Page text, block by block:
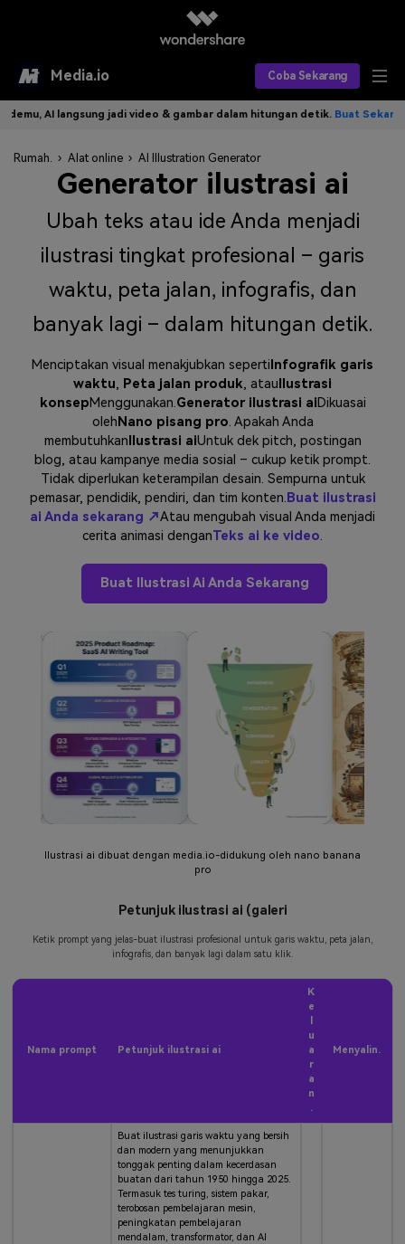
Media.io Coba Sekarang
Alat AI
AI Video
AI Audio
Model AI yang Didukung
Produk AI
Asisten Video AI
Editor Video AI
Editor Gambar AI
Editor Audio AI
Find More Solutions >>
Efek Video
Efek Foto
Sumber Daya
FAQs Hubungi Kami
Tips & Tutorial AI
Jelajahi Lebih Banyak >>
Veo3 TOP
Masuk
Berkreasi dengan AI
AI langsung jadi video & gambar dalam hitungan detik.Buat Sekarang>>
Rumah. › Alat online › AI Illustration Generator
Generator ilustrasi ai
Ubah teks atau ide Anda menjadi
ilustrasi tingkat profesional – garis
waktu, peta jalan, infografis, dan
banyak lagi – dalam hitungan detik.
Menciptakan visual menakjubkan seperti Infografik garis
waktu, Peta jalan produk, atau Ilustrasi
konsepMenggunakan.Generator ilustrasi aiDikuasai
oleh Nano pisang pro. Apakah Anda
membutuhkan Ilustrasi aiUntuk dek pitch, postingan
blog, atau kampanye media sosial – cukup ketik prompt.
Tidak diperlukan keterampilan desain. Sempurna untuk
pemasar, pendidik, pendiri, dan tim konten. Buat ilustrasi
ai Anda sekarang ↗Atau mengubah visual Anda menjadi
cerita animasi denganTeks ai ke video.
Buat Ilustrasi Ai Anda Sekarang
Ilustrasi ai dibuat dengan media.io-didukung oleh nano banana
pro
Petunjuk ilustrasi ai (galeri
Ketik prompt yang jelas-buat ilustrasi profesional untuk garis waktu, peta jalan,
infografis, dan banyak lagi dalam satu klik.
Nama prompt Petunjuk ilustrasi ai
K
e
u
a
r
a
n
.
Menyalin.
Buat ilustrasi garis waktu yang bersih
dan modern yang menunjukkan
tonggak penting dalam kecerdasan
buatan dari tahun 1950 hingga 2025.
Termasuk tes turing, sistem pakar,
terobosan pembelajaran mesin,
peningkatan pembelajaran
mendalam, transformator, dan AI